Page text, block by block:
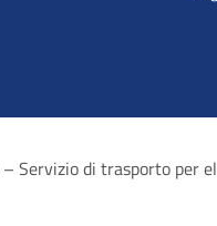
Servizio di trasporto per